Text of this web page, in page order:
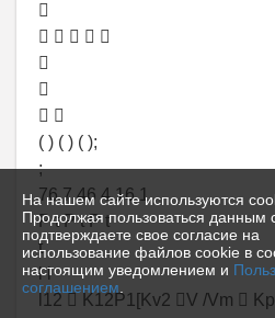
На нашем сайте используются
Продолжая пользоваться данным
подтверждаете свое согласие на
использование файлов cookie в
настоящим уведомлением и
соглашением

    


 
( ) ( ) ( );
;
76 7 46 4 16 1
P t P t P t
t
l l
l12  K12P1[Kv2 V /Vm 